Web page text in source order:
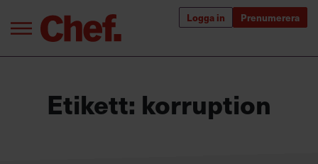
Logga in Prenumerera
Bra ledare förändrar världen
Innehåll från Chef
Etikett: korruption